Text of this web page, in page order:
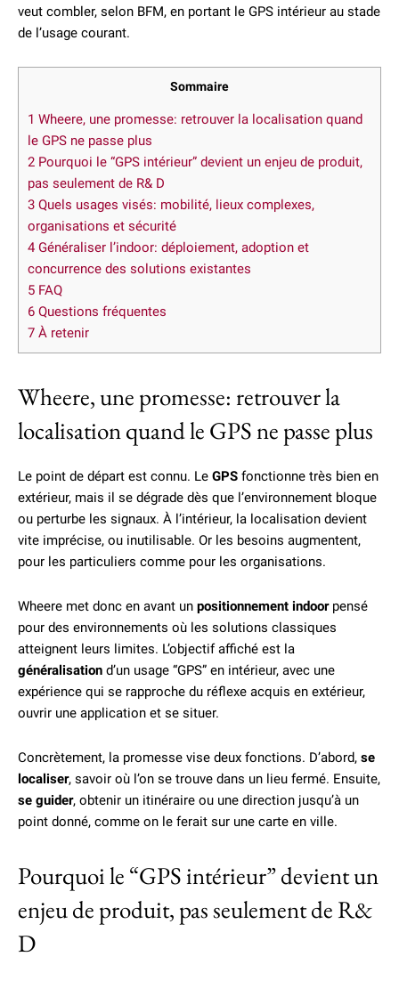
veut combler, selon BFM, en portant le GPS intérieur au stade
de l’usage courant.
Sommaire
1 Wheere, une promesse: retrouver la localisation quand
le GPS ne passe plus
2 Pourquoi le “GPS intérieur” devient un enjeu de produit,
pas seulement de R& D
3 Quels usages visés: mobilité, lieux complexes,
organisations et sécurité
4 Généraliser l’indoor: déploiement, adoption et
concurrence des solutions existantes
5 FAQ
6 Questions fréquentes
7 À retenir
Wheere, une promesse: retrouver la
localisation quand le GPS ne passe plus
Le point de départ est connu. Le GPS fonctionne très bien en
extérieur, mais il se dégrade dès que l’environnement bloque
ou perturbe les signaux. À l’intérieur, la localisation devient
vite imprécise, ou inutilisable. Or les besoins augmentent,
pour les particuliers comme pour les organisations.
Wheere met donc en avant un positionnement indoorpensé
pour des environnements où les solutions classiques
atteignent leurs limites. L’objectif affiché est la
généralisation d’un usage “GPS” en intérieur, avec une
expérience qui se rapproche du réflexe acquis en extérieur,
ouvrir une application et se situer.
Concrètement, la promesse vise deux fonctions. D’abord, se
localiser, savoir où l’on se trouve dans un lieu fermé. Ensuite,
se guider, obtenir un itinéraire ou une direction jusqu’à un
point donné, comme on le ferait sur une carte en ville.
Pourquoi le “GPS intérieur” devient un
enjeu de produit, pas seulement de R&
D